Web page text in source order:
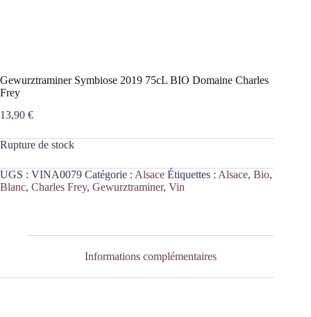
Gewurztraminer Symbiose 2019 75cL BIO Domaine Charles
Frey
13,90 €
Rupture de stock
UGS : VINA0079 Catégorie : Alsace Étiquettes : Alsace, Bio,
Blanc, Charles Frey, Gewurztraminer, Vin
Informations complémentaires